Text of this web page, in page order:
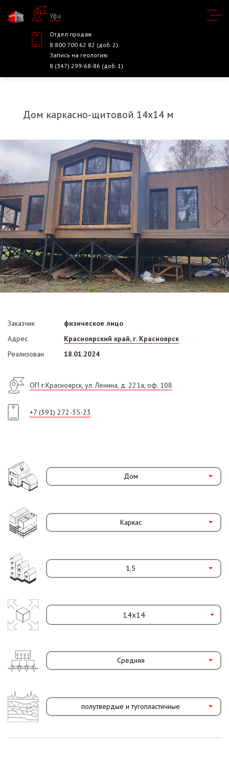
Уфа
Отдел продаж
8 800 700 62 82 (доб. 2)
Запись на геологию
8 (347) 299-68-86 (доб. 1)
Дом каркасно-щитовой 14х14 м
Заказчик
физическое лицо
Адрес
Красноярский край, г. Красноярск
Реализован
18.01.2024
ОП г.Красноярск, ул. Ленина, д. 221а, оф. 108
+7 (391) 272-35-23
Дом
Каркас
1,5
Средняя
полутвердые и тугопластичные